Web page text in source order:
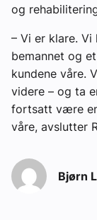
og
– Vi er klare.
bemannet og
kundene våre.
videre – og ta
fortsatt være
våre, avslutter
Bjørn